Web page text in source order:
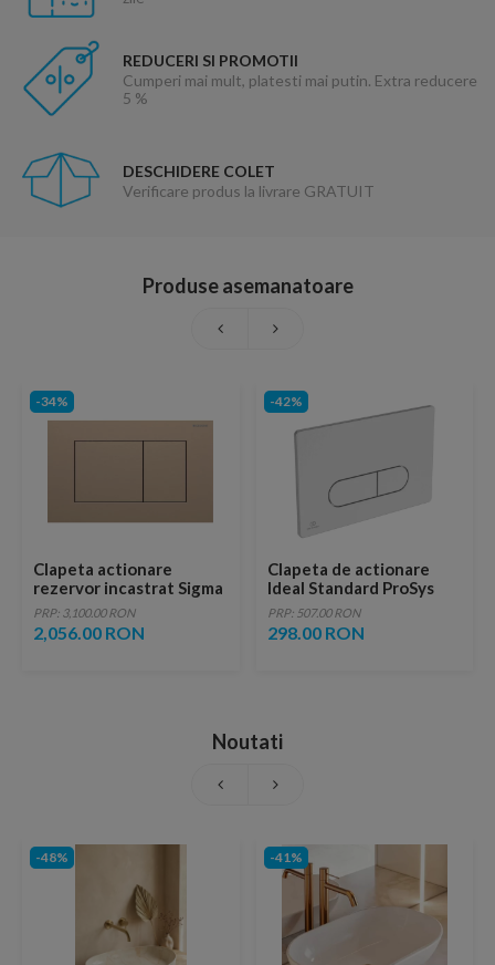
REDUCERI SI PROMOTII
Cumperi mai mult, platesti mai putin. Extra reducere
5 %
DESCHIDERE COLET
Verificare produs la livrare GRATUIT
Produse asemanatoare
-34%
Clapeta actionare
rezervor incastrat Sigma
40 Aur Rosu periat
PRP: 3,100.00 RON
2,056.00 RON
-42%
Clapeta de actionare
Ideal Standard ProSys
Oleas M1 crom mat
PRP: 507.00 RON
298.00 RON
Noutati
-48% -41%